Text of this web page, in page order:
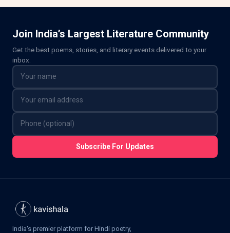
Join India’s Largest Literature Community
Get the best poems, stories, and literary events delivered to your
inbox.
Subscribe For Updates
India's premier platform for Hindi poetry,